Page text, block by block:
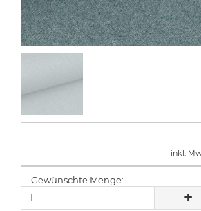
inkl.
Gewünschte Menge:
+